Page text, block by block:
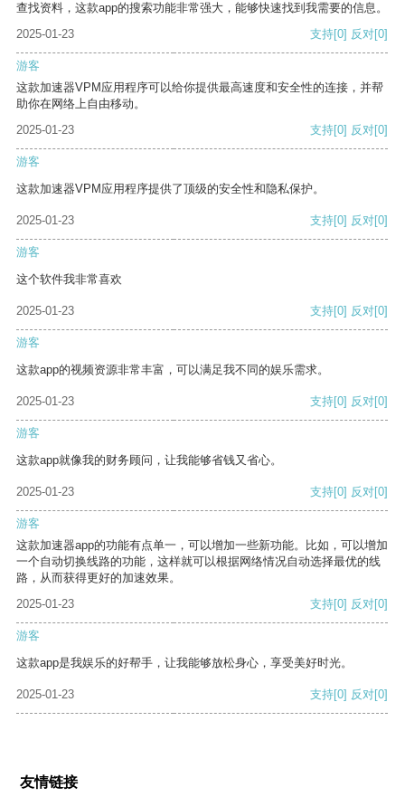
查找资料，这款app的搜索功能非常强大，能够快速找到我需要的信息。
2025-01-23
支持[0] 反对[0]
游客
这款加速器VPM应用程序可以给你提供最高速度和安全性的连接，并帮
助你在网络上自由移动。
2025-01-23
支持[0] 反对[0]
游客
这款加速器VPM应用程序提供了顶级的安全性和隐私保护。
2025-01-23 支持[0] 反对[0]
游客
这个软件我非常喜欢
2025-01-23 支持[0] 反对[0]
游客
这款app的视频资源非常丰富，可以满足我不同的娱乐需求。
2025-01-23 支持[0] 反对[0]
游客
这款app就像我的财务顾问，让我能够省钱又省心。
2025-01-23 支持[0] 反对[0]
游客
这款加速器app的功能有点单一，可以增加一些新功能。比如，可以增加
一个自动切换线路的功能，这样就可以根据网络情况自动选择最优的线
路，从而获得更好的加速效果。
2025-01-23
支持[0] 反对[0]
游客
这款app是我娱乐的好帮手，让我能够放松身心，享受美好时光。
2025-01-23 支持[0] 反对[0]
友情链接